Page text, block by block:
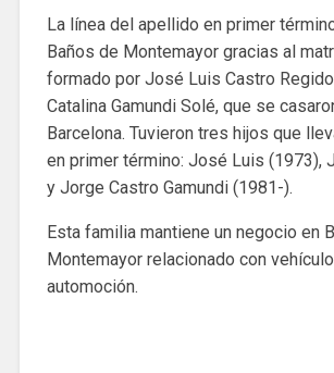
La línea del apellido en primer
Baños de Montemayor gracias al
formado por José Luis Castro
Catalina Gamundi Solé, que se
Barcelona. Tuvieron tres hijos que
en primer término: José Luis (1973),
y Jorge Castro Gamundi (1981-).
Esta familia mantiene un negocio en
Montemayor relacionado con
automoción.